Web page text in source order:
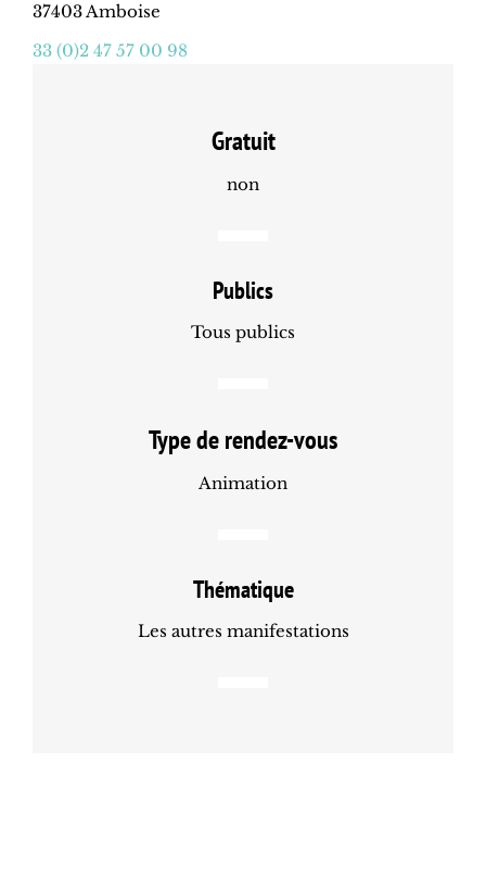
37403 Amboise
33 (0)2 47 57 00 98
Gratuit
non
Publics
Tous publics
Type de rendez-vous
Animation
Thématique
Les autres manifestations